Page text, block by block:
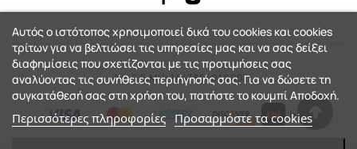
Αρ. Γ.Ε.ΜΗ: 144735401000
Αυτός ο ιστότοπος χρησιμοποιεί δικά του cookies και cookies
τρίτων για να βελτιώσει τις υπηρεσίες μας και να σας δείξει
διαφημίσεις που σχετίζονται με τις προτιμήσεις σας
αναλύοντας τις συνήθειες περιήγησής σας. Για να δώσετε τη
συγκατάθεσή σας στη χρήση του, πατήστε το κουμπί Αποδοχή.
Περισσότερες πληροφορίες Προσαρμόστε τα cookies